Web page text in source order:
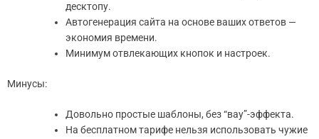
десктопу.
Автогенерация сайта на основе ваших ответов —
экономия времени.
Минимум отвлекающих кнопок и настроек.
Минусы:
Довольно простые шаблоны, без “вау”-эффекта.
На бесплатном тарифе нельзя использовать чужие